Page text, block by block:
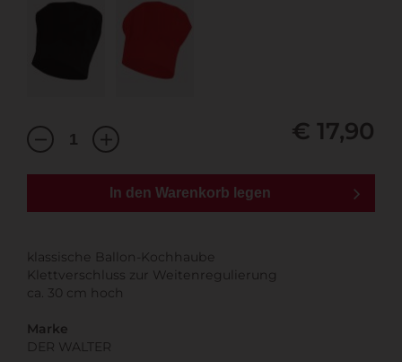
€ 17,90
In den Warenkorb legen
klassische Ballon-Kochhaube
Klettverschluss zur Weitenregulierung
ca. 30 cm hoch
Marke
DER WALTER